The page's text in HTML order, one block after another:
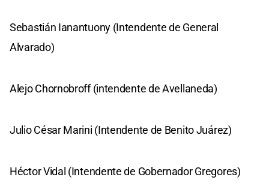
Sebastián Ianantuony (Intendente de General
Alvarado)
Alejo Chornobroff (intendente de Avellaneda)
Julio César Marini (Intendente de Benito Juárez)
Héctor Vidal (Intendente de Gobernador Gregores)